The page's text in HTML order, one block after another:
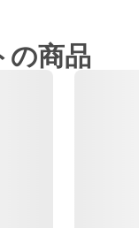
の商品